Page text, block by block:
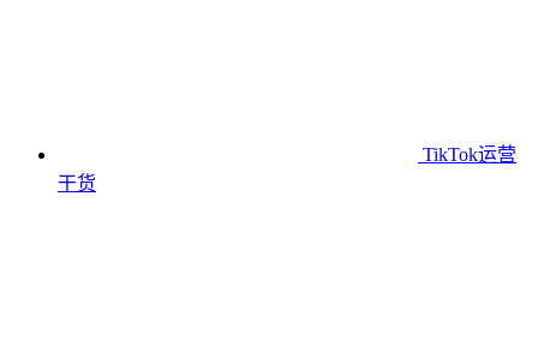
TikTok运营
干货